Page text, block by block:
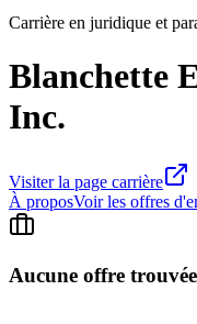
Carrière en juridique et
Blanchette
Inc.
Visiter la page carrière
À proposVoir les offres
Aucune offre trouvée